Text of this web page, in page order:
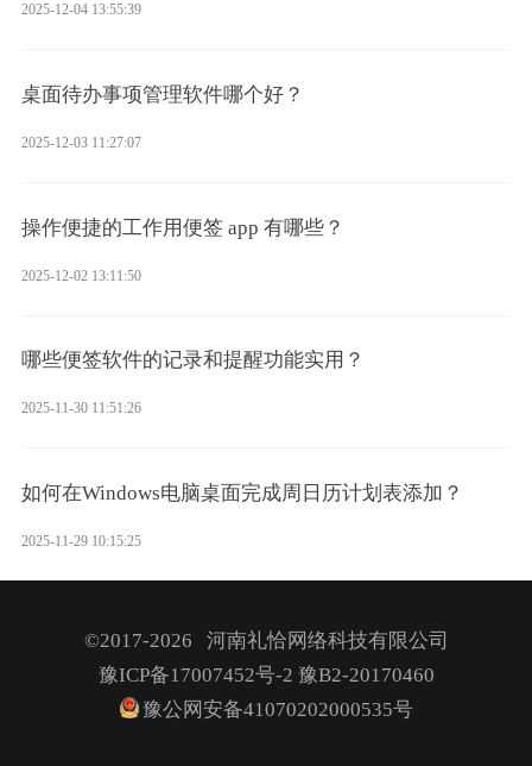
2025-12-04 13:55:39
桌面待办事项管理软件哪个好？
2025-12-03 11:27:07
操作便捷的工作用便签 app 有哪些？
2025-12-02 13:11:50
哪些便签软件的记录和提醒功能实用？
2025-11-30 11:51:26
如何在Windows电脑桌面完成周日历计划表添加？
2025-11-29 10:15:25
©2017-2026 河南礼恰网络科技有限公司
豫ICP备17007452号-2 豫B2-20170460
豫公网安备41070202000535号